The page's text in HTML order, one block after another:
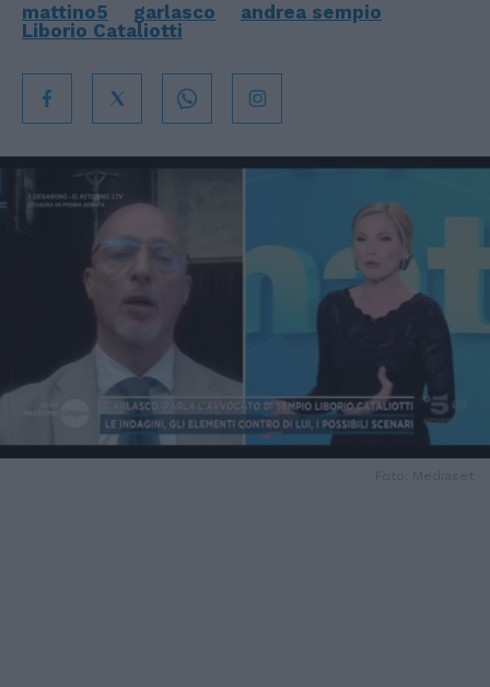
mattino5 garlasco
andrea sempio
Liborio Cataliotti